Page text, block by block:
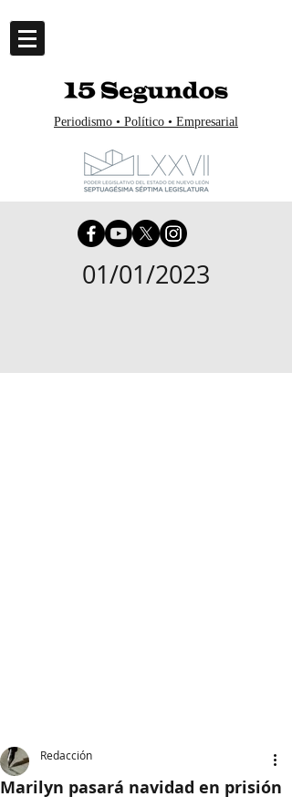
Periodismo • Político • Empresarial
01/01/2023
Marilyn pasará navidad en prisión
Redacción